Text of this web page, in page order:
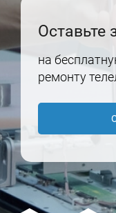
Оставьте
на
ремонту